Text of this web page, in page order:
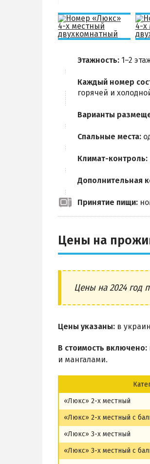
Этажность: 1–2
Каждый номер
горячей и
Варианты
Спальные места:
Климат-контроль:
Дополнительная
Принятие пищи:
Цены на
Цены на 2024 год
Цены указаны: в
В стоимость включено:
и мангалами.
«Люкс» 2-х местный
«Люкс» 2-х местный с
«Люкс» 3-х местный
«Люкс» 3-х местный с